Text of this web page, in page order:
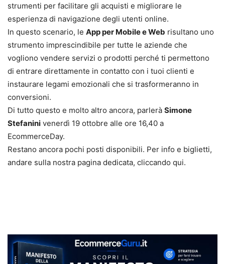
strumenti per facilitare gli acquisti e migliorare le
esperienza di navigazione degli utenti online.
In questo scenario, le App per Mobile e Web risultano uno
strumento imprescindibile per tutte le aziende che
vogliono vendere servizi o prodotti perché ti permettono
di entrare direttamente in contatto con i tuoi clienti e
instaurare legami emozionali che si trasformeranno in
conversioni.
Di tutto questo e molto altro ancora, parlerà Simone
Stefanini venerdì 19 ottobre alle ore 16,40 a
EcommerceDay.
Restano ancora pochi posti disponibili. Per info e biglietti,
andare sulla nostra pagina dedicata, cliccando qui.